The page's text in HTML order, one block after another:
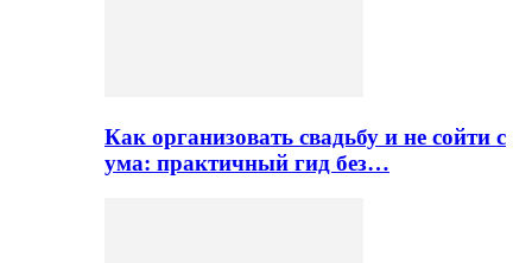
Как организовать свадьбу и не сойти с
ума: практичный гид без…